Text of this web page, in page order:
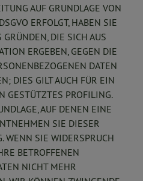
AUF GRUNDLAGE VON
ERFOLGT, HABEN SIE
GRÜNDEN, DIE SICH AUS
ERGEBEN, GEGEN DIE
DATEN
DIES GILT AUCH FÜR EIN
GESTÜTZTES PROFILING.
AUF DENEN EINE
SIE DIESER
WENN SIE WIDERSPRUCH
BETROFFENEN
NICHT MEHR